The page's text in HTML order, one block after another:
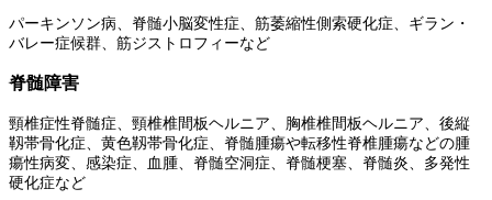
パーキンソン病、脊髄小脳変性症、筋萎縮性側索硬化症、ギラン・
バレー症候群、筋ジストロフィーなど
脊髄障害
頸椎症性脊髄症、頸椎椎間板ヘルニア、胸椎椎間板ヘルニア、後縦
靱帯骨化症、黄色靱帯骨化症、脊髄腫瘍や転移性脊椎腫瘍などの腫
瘍性病変、感染症、血腫、脊髄空洞症、脊髄梗塞、脊髄炎、多発性
硬化症など